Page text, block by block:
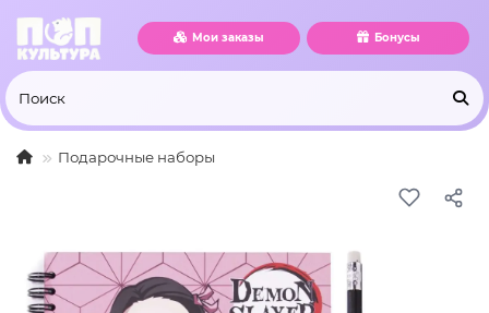
Мои заказы Бонусы
Подарочные наборы